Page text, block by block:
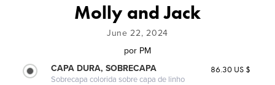
Molly and Jack
June 22, 2024
por PM
CAPA DURA, SOBRECAPA
Sobrecapa colorida sobre capa de linho
86.30 US $